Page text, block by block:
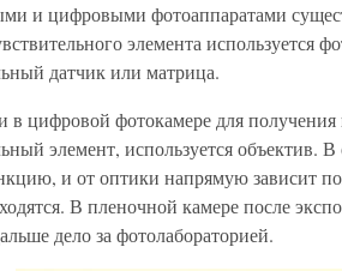
и цифровыми фотоаппаратами
элемента используется
датчик или матрица.
в цифровой фотокамере для
элемент, используется объектив.
и от оптики напрямую зависит
В пленочной камере после
дело за фотолабораторией.